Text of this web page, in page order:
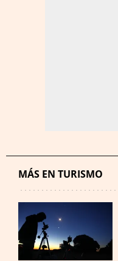
MÁS EN TURISMO